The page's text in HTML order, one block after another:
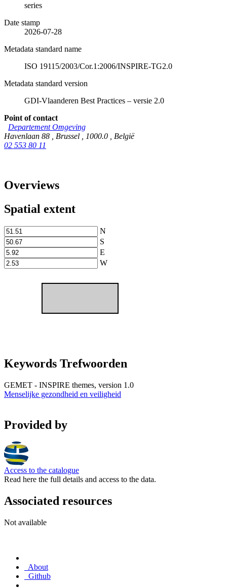
series
Date stamp
2026-07-28
Metadata standard name
ISO 19115/2003/Cor.1:2006/INSPIRE-TG2.0
Metadata standard version
GDI-Vlaanderen Best Practices – versie 2.0
Point of contact
Departement Omgeving
Havenlaan 88
Brussel 1000.0
België
02 553 80 11
Overviews
Spatial extent
N
S
E
W
Keywords Trefwoorden
GEMET - INSPIRE themes, version 1.0
Menselijke gezondheid en veiligheid
Provided by
Access to the catalogue
Read here the full details and access to the data.
Associated resources
Not available
About
Github